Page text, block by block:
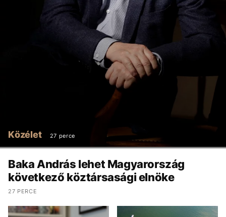
Közélet 27 perce
Baka András lehet Magyarország
következő köztársasági elnöke
27 PERCE